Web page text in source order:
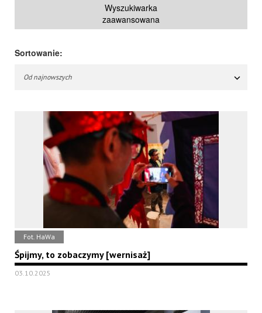
Wyszukiwarka
zaawansowana
Sortowanie:
Od najnowszych
Fot. HaWa
Śpijmy, to zobaczymy [wernisaż]
03.10.2025